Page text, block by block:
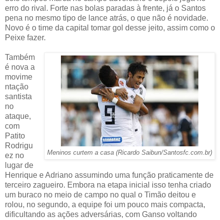
erro do rival. Forte nas bolas paradas à frente, já o Santos
pena no mesmo tipo de lance atrás, o que não é novidade.
Novo é o time da capital tomar gol desse jeito, assim como o
Peixe fazer.
Meninos curtem a casa (Ricardo Saibun/Santosfc.com.br)
Também
é nova a
movime
ntação
santista
no
ataque,
com
Patito
Rodrigu
ez no
lugar de
Henrique e Adriano assumindo uma função praticamente de
terceiro zagueiro. Embora na etapa inicial isso tenha criado
um buraco no meio de campo no qual o Timão deitou e
rolou, no segundo, a equipe foi um pouco mais compacta,
dificultando as ações adversárias, com Ganso voltando